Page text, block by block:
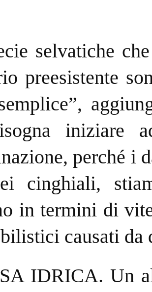
selvatiche
preesistente
iniziare
perché i
cinghiali,
in termini di
causati
IDRICA. Un